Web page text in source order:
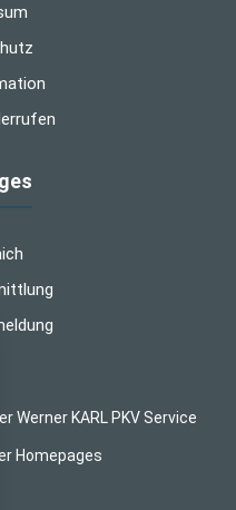
Werner KARL PKV Service
Homepages